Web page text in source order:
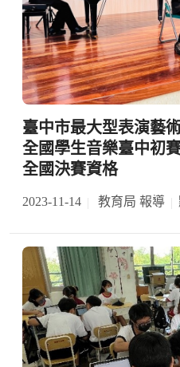
臺中市最大型表演藝
全國學生音樂臺中初
全國決賽資格
2023-11-14 教育局 報導